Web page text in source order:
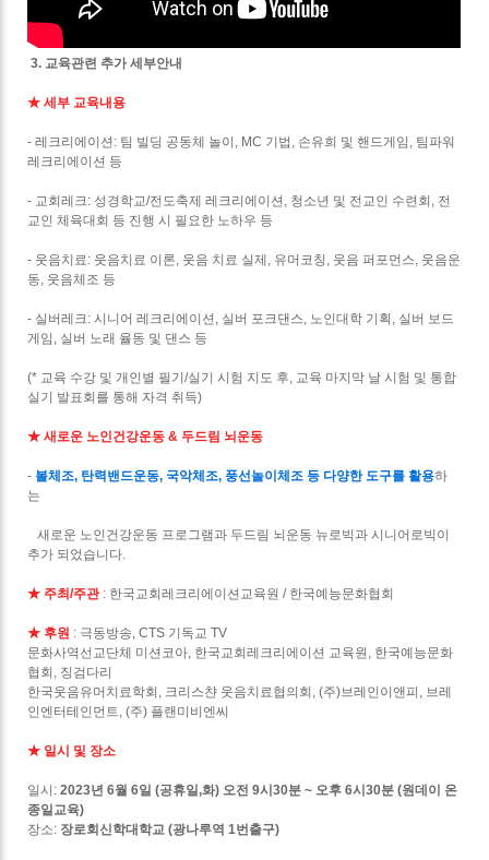
3. 교육관련 추가 세부안내
★ 세부 교육내용
- 레크리에이션: 팀 빌딩 공동체 놀이, MC 기법, 손유희 및 핸드게임, 팀파워
레크리에이션 등
- 교회레크: 성경학교/전도축제 레크리에이션, 청소년 및 전교인 수련회, 전
교인 체육대회 등 진행 시 필요한 노하우 등
- 웃음치료: 웃음치료 이론, 웃음 치료 실제, 유머코칭, 웃음 퍼포먼스, 웃음운
동, 웃음체조 등
- 실버레크: 시니어 레크리에이션, 실버 포크댄스, 노인대학 기획, 실버 보드
게임, 실버 노래 율동 및 댄스 등
(* 교육 수강 및 개인별 필기/실기 시험 지도 후, 교육 마지막 날 시험 및 통합
실기 발표회를 통해 자격 취득)
★ 새로운 노인건강운동 & 두드림 뇌운동
- 볼체조, 탄력밴드운동, 국악체조, 풍선놀이체조 등 다양한 도구를 활용하
는
새로운 노인건강운동 프로그램과 두드림 뇌운동 뉴로빅과 시니어로빅이
추가 되었습니다.
★ 주최/주관: 한국교회레크리에이션교육원 / 한국예능문화협회
★ 후원 : 극동방송, CTS 기독교 TV
문화사역선교단체 미션코아, 한국교회레크리에이션 교육원, 한국예능문화
협회, 징검다리
한국웃음유머치료학회, 크리스챤 웃음치료협의회, (주)브레인이앤피, 브레
인엔터테인먼트, (주) 플랜미비엔씨
★ 일시 및 장소
일시:2023년 6월 6일 (공휴일,화) 오전 9시30분 ~ 오후 6시30분 (원데이 온
종일교육)
장소: 장로회신학대학교 (광나루역 1번출구)